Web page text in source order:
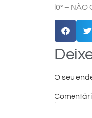
l0° – NÃO
O seu